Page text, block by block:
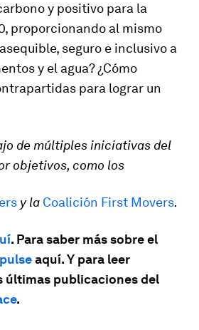
y positivo para la
proporcionando al mismo
seguro e inclusivo a
y el agua? ¿Cómo
para lograr un
de múltiples iniciativas del
objetivos, como los
y la Coalición First Movers.
. Para saber más sobre el
pulseaquí. Y para leer
últimas publicaciones del
.